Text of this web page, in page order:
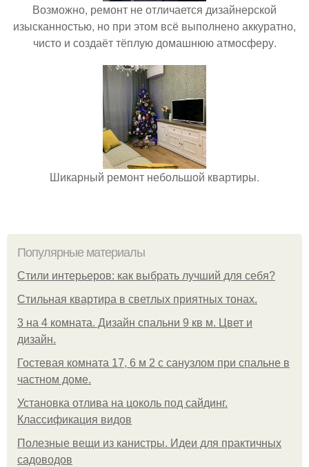
Возможно, ремонт не отличается дизайнерской
изысканностью, но при этом всё выполнено аккуратно,
чисто и создаёт тёплую домашнюю атмосферу.
Шикарный ремонт небольшой квартиры.
Популярные материалы
Стили интерьеров: как выбрать лучший для себя?
Стильная квартира в светлых приятных тонах.
3 на 4 комната. Дизайн спальни 9 кв м. Цвет и
дизайн.
Гостевая комната 17, 6 м 2 с санузлом при спальне в
частном доме.
Установка отлива на цоколь под сайдинг.
Классификация видов
Полезные вещи из канистры. Идеи для практичных
садоводов